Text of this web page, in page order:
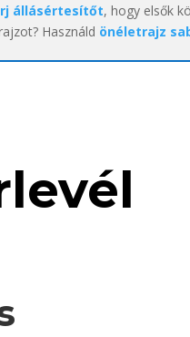
állásértesítőt, hogy elsők
Használd önéletrajz